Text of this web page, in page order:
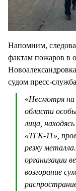
Напомним,
фактам пожаров в
судом пресс-
«Несмотря на
области
лица,
«ТГК-11»,
резку
организации
возгорание